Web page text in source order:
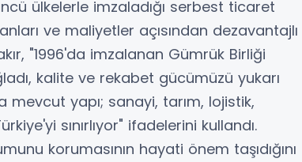
ülkelerle imzaladığı serbest ticaret
ve maliyetler açısından dezavantajlı
"1996'da imzalanan Gümrük Birliği
kalite ve rekabet gücümüzü yukarı
mevcut yapı; sanayi, tarım, lojistik,
sınırlıyor" ifadelerini kullandı.
korumasının hayati önem taşıdığını